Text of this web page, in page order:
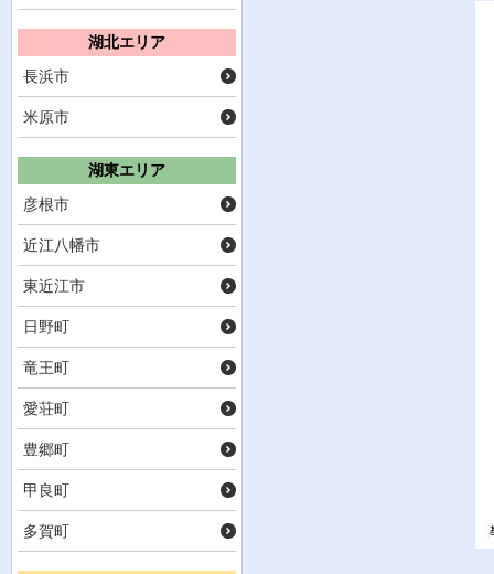
湖北エリア
長浜市
米原市
湖東エリア
彦根市
近江八幡市
東近江市
日野町
竜王町
愛荘町
豊郷町
甲良町
多賀町